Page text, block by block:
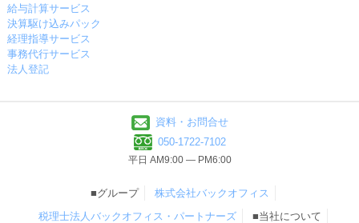
給与計算サービス
決算駆け込みパック
経理指導サービス
事務代行サービス
法人登記
資料・お問合せ
050-1722-7102
平日 AM9:00 ― PM6:00
■グループ
株式会社バックオフィス
税理士法人バックオフィス・パートナーズ
■当社について